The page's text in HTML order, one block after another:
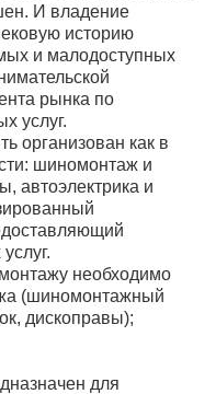
И владение
историю
и малодоступных
рынка по
услуг.
организован как в
шиномонтаж и
автоэлектрика и
необходимо
(шиномонтажный
дископравы);
для